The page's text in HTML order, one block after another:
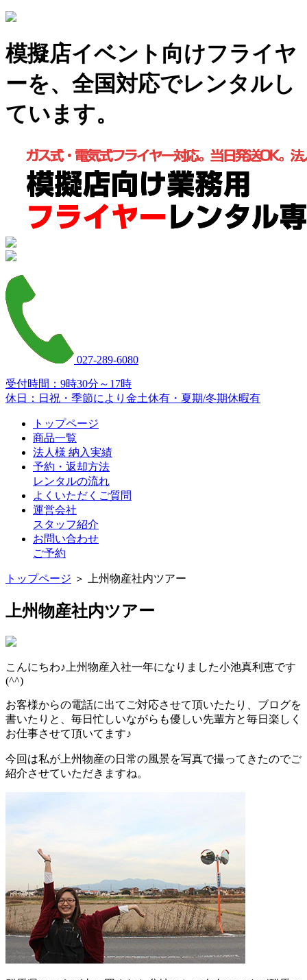
模擬店イベント向けフライヤ
ーを、全国対応でレンタルし
ています。
027-289-6080
受付時間：9時30分～17時
休日：日祝・季節により金土休有・夏期/冬期休暇有
トップページ
商品一覧
法人様 納入実績
予約・返却方法
レンタルの流れ
よくいただくご質問
運営会社
スタッフ紹介
お問い合わせ
ご予約
トップページ ＞ 上州物産社内ツアー
上州物産社内ツアー
こんにちわ♪上州物産入社一年になりました小池真利恵です
(^^)
お客様からの電話に出てご対応させて頂いたたり、ブログを
書いたりと、毎日忙しいながらも優しい先輩方と毎日楽しく
お仕事させて頂いてます♪
今回は私が上州物産の日常の風景を写真で撮ってきたのでご
紹介させていただきますね。